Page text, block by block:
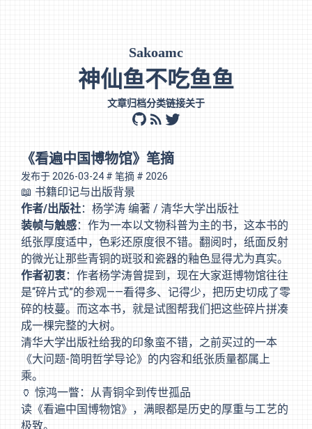
Sakoamc
神仙鱼不吃鱼鱼
文章归档分类链接关于
github
rss twitter
《看遍中国博物馆》笔摘
发布于 2026-03-24 # 笔摘 # 2026
📖 书籍印记与出版背景
作者/出版社：杨学涛 编著 / 清华大学出版社
装帧与触感：作为一本以文物科普为主的书，这本书的
纸张厚度适中，色彩还原度很不错。翻阅时，纸面反射
的微光让那些青铜的斑驳和瓷器的釉色显得尤为真实。
作者初衷：作者杨学涛曾提到，现在大家逛博物馆往往
是“碎片式”的参观——看得多、记得少，把历史切成了零
碎的枝蔓。而这本书，就是试图帮我们把这些碎片拼凑
成一棵完整的大树。
清华大学出版社给我的印象蛮不错，之前买过的一本
《大问题-简明哲学导论》的内容和纸张质量都属上
乘。
🏺 惊鸿一瞥：从青铜伞到传世孤品
读《看遍中国博物馆》，满眼都是历史的厚重与工艺的
极致。